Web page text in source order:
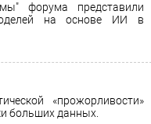
форума представили
на основе ИИ в
«прожорливости»
больших данных.